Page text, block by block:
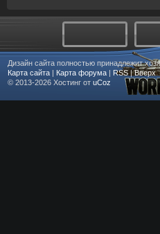
Дизайн сайта полностью принадлежит
Карта сайта | Карта форума | RSS|Вверх
© 2013-2026 Хостинг от uCoz